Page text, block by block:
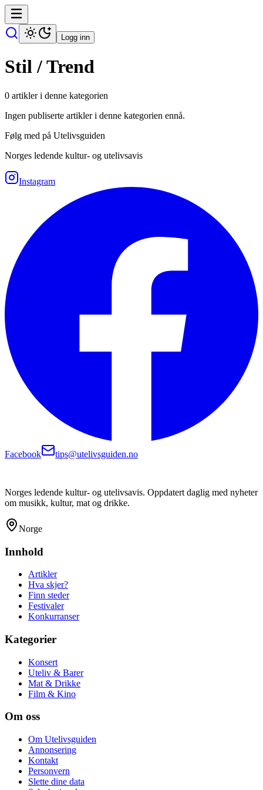
Logg inn
Stil / Trend
0 artikler i denne kategorien
Ingen publiserte artikler i denne kategorien ennå.
Følg med på Utelivsguiden
Norges ledende kultur- og utelivsavis
Instagram
Facebook tips@utelivsguiden.no
Norges ledende kultur- og utelivsavis. Oppdatert daglig med nyheter
om musikk, kultur, mat og drikke.
Norge
Innhold
Artikler
Hva skjer?
Finn steder
Festivaler
Konkurranser
Kategorier
Konsert
Uteliv & Barer
Mat & Drikke
Film & Kino
Om oss
Om Utelivsguiden
Annonsering
Kontakt
Personvern
Slette dine data